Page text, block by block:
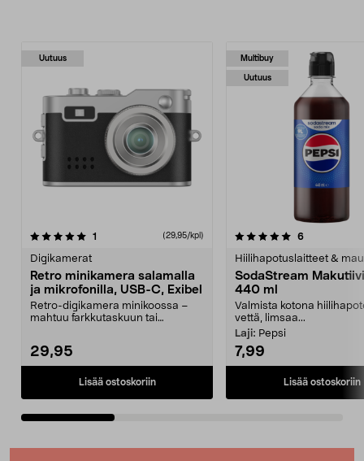
Uutuus
1 (29,95/kpl)
Digikamerat
Retro minikamera salamalla
ja mikrofonilla, USB-C, Exibel
Retro-digikamera minikoossa –
mahtuu farkkutaskuun tai
29,95
Lisää ostoskoriin
Multibuy
Uutuus
5.0viidestä
6arvostelut
Hiilihapotuslaitteet &
SodaStream
440 ml
Valmista kotona
vettä, limsaa...
Laji: Pepsi
7,99
Lisää ostoskoriin
0.0viidestä